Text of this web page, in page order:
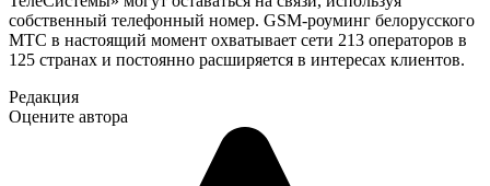
собственный телефонный номер. GSM-роуминг белорусского
МТС в настоящий момент охватывает сети 213 операторов в
125 странах и постоянно расширяется в интересах клиентов.
Редакция
Оцените автора